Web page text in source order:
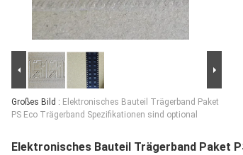
Großes Bild : Elektronisches Bauteil Trägerband Paket
PS Eco Trägerband Spezifikationen sind optional
Elektronisches Bauteil Trägerband Paket